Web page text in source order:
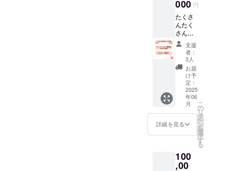
セージ
をお送
りしま
す。 ＊
このリ
ターン
は3,000
円/5,00
円/10,0
円/20,0
00円の
リター
ンと同
000 円
たくさ
んたく
さん応
援
50,000
円コー
ス 【お
礼状】
【領収
書
兼 税
額控除
に係る
証明
書】 ★
ご希望
【HPに
お名前
支援
者：
3人
お届
け予
定：
2025
年06
月
詳細を見る
こ
の
リ
タ
ー
ン
を
選
択
す
る
100
,00